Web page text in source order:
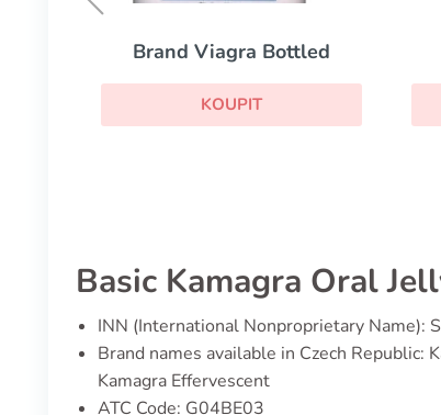
Fildena Extra Power
KOUPIT
Basic Kamagra Oral
INN (International Nonproprietary Name):
Brand names available in Czech Republic:
Kamagra Effervescent
ATC Code: G04BE03